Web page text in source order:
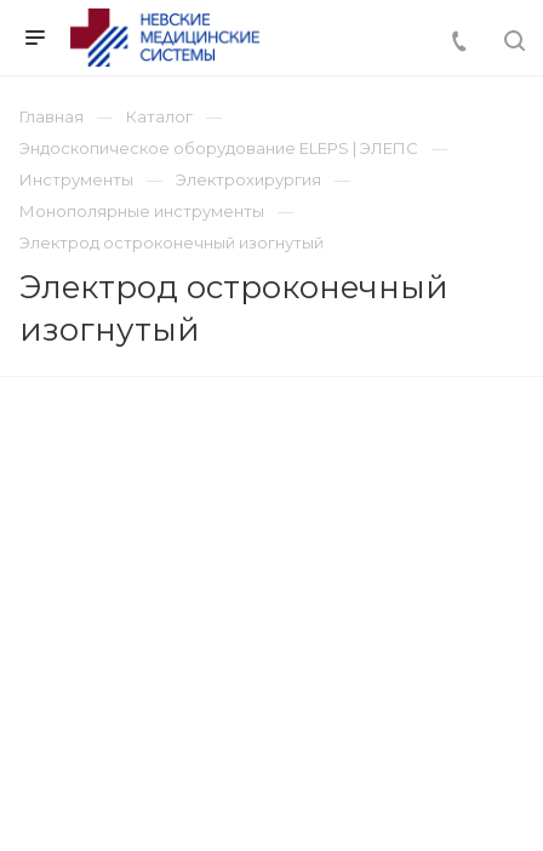
Главная
Каталог
Эндоскопическое оборудование ELEPS | ЭЛЕПС
Инструменты
Электрохирургия
Монополярные инструменты
Электрод остроконечный изогнутый
Электрод остроконечный
изогнутый